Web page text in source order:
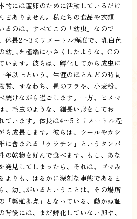
的には産卵のために活動しているだけ
どありません。私たちの食品や衣類
るのは、すべてこの「幼虫」なので
体長2〜3ミリメートル程度で、乳白色
幼虫を極端に小さくしたような、Cの
います。彼らは、孵化してから成虫に
年以上という、生涯のほとんどの時間
質、すなわち、畳のワラや、小麦粉、
続けながら過ごします。一方、ヒメマ
、毛虫のような、細長い形をしてお
ています。体長は4〜5ミリメートル程
ら成長します。彼らは、ウールやカシ
に含まれる「ケラチン」というタンパ
の乾物を好んで食べます。もし、あな
発見してしまったら、それは、ゴマみ
よりも、はるかに深刻な事態であると
、幼虫がいるということは、その場所
「繁殖拠点」となっている、動かぬ証
背後には、まだ孵化していない卵や、